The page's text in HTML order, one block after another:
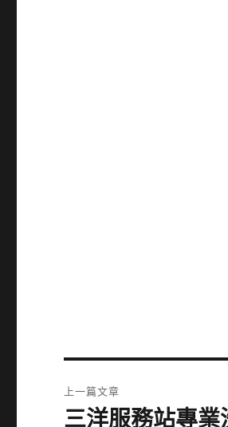
章
上一篇文章
上
三洋服務站專